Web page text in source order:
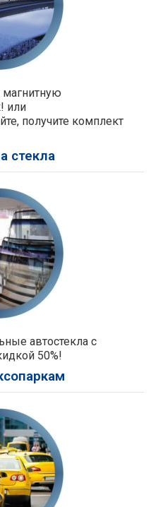
магнитную
или
получите комплект
стекла
автостекла с
50%!